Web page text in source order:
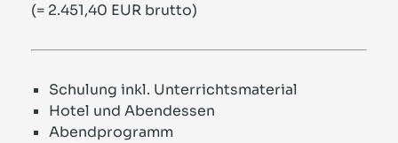
(= 2.451,40 EUR brutto)
Schulung inkl. Unterrichtsmaterial
Hotel und Abendessen
Abendprogramm